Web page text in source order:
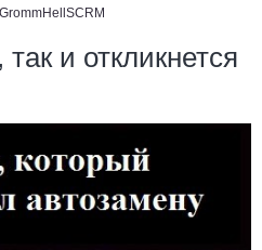
и откликнется